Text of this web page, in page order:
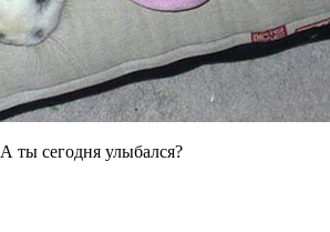
А ты сегодня улыбался?